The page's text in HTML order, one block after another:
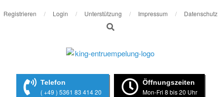
Skip
Registrieren Login Unterstützung Impressum Datenschutz
Search
Telefon
( +49 ) 5361 83 414 20
Öffnungszeiten
Mon-Fri 8 bis 20 Uhr